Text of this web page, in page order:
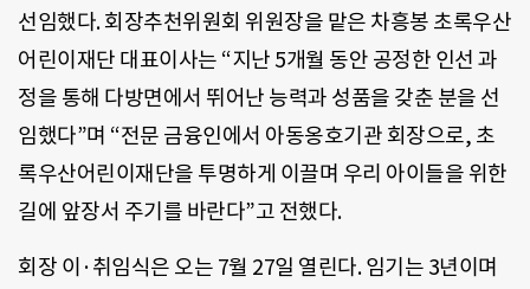
선임했다. 회장추천위원회 위원장을 맡은 차흥봉 초록우산
어린이재단 대표이사는 “지난 5개월 동안 공정한 인선 과
정을 통해 다방면에서 뛰어난 능력과 성품을 갖춘 분을 선
임했다”며 “전문 금융인에서 아동옹호기관 회장으로, 초
록우산어린이재단을 투명하게 이끌며 우리 아이들을 위한
길에 앞장서 주기를 바란다”고 전했다.
회장 이·취임식은 오는 7월 27일 열린다. 임기는 3년이며